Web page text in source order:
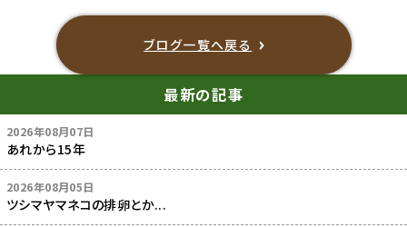
ブログ一覧へ戻る
最新の記事
2026年08月07日
あれから15年
2026年08月05日
ツシマヤマネコの排卵とか...